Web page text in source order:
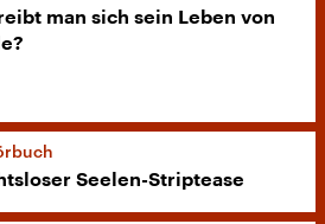
man sich sein Leben von
Seelen-Striptease